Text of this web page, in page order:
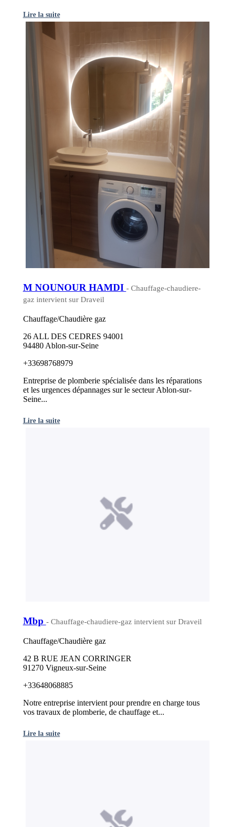
Lire la suite
M NOUNOUR HAMDI - Chauffage-chaudiere-
gaz intervient sur Draveil
Chauffage/Chaudière gaz
26 ALL DES CEDRES 94001
94480 Ablon-sur-Seine
+33698768979
Entreprise de plomberie spécialisée dans les réparations
et les urgences dépannages sur le secteur Ablon-sur-
Seine...
Lire la suite
Mbp - Chauffage-chaudiere-gaz intervient sur Draveil
Chauffage/Chaudière gaz
42 B RUE JEAN CORRINGER
91270 Vigneux-sur-Seine
+33648068885
Notre entreprise intervient pour prendre en charge tous
vos travaux de plomberie, de chauffage et...
Lire la suite